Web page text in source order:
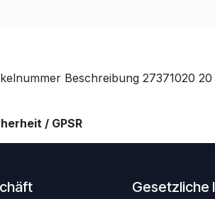
Beschreibung 27371020
/ GPSR
Gesetzliche